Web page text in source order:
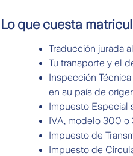
Lo que cuesta
Traducción jurada
Tu transporte y el
Inspección
en su país de
Impuesto Especial
IVA, modelo 300 o
Impuesto de
Impuesto de